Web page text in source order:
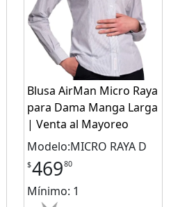
Blusa AirMan Micro Raya
para Dama Manga Larga
| Venta al Mayoreo
Modelo:MICRO RAYA D
$46980
Mínimo: 1